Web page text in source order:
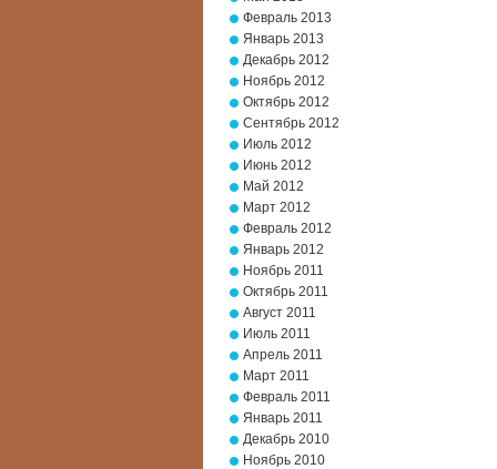
Февраль 2013
Январь 2013
Декабрь 2012
Ноябрь 2012
Октябрь 2012
Сентябрь 2012
Июль 2012
Июнь 2012
Май 2012
Март 2012
Февраль 2012
Январь 2012
Ноябрь 2011
Октябрь 2011
Август 2011
Июль 2011
Апрель 2011
Март 2011
Февраль 2011
Январь 2011
Декабрь 2010
Ноябрь 2010